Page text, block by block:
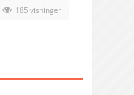
185 visninger